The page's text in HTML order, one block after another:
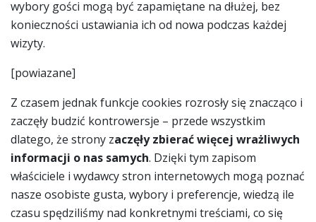
wybory gości mogą być zapamiętane na dłużej, bez
konieczności ustawiania ich od nowa podczas każdej
wizyty.
[powiazane]
Z czasem jednak funkcje cookies rozrosły się znacząco i
zaczęły budzić kontrowersje – przede wszystkim
dlatego, że strony zaczęły zbierać więcej wrażliwych
informacji o nas samych. Dzięki tym zapisom
właściciele i wydawcy stron internetowych mogą poznać
nasze osobiste gusta, wybory i preferencje, wiedzą ile
czasu spędziliśmy nad konkretnymi treściami, co się